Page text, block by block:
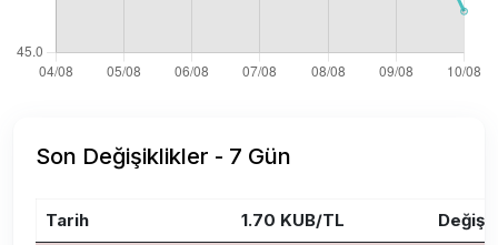
Son Değişiklikler - 7 Gün
Tarih 1.70 KUB/TL